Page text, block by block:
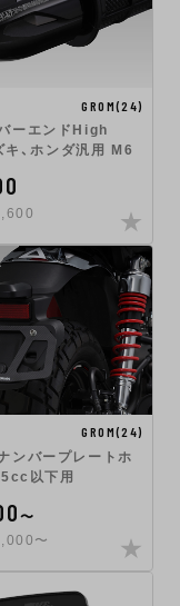
GROM(24)
ーエンドHigh
、ホンダ汎用 M6
GROM(24)
ンバープレートホ
以下用
〜
〜